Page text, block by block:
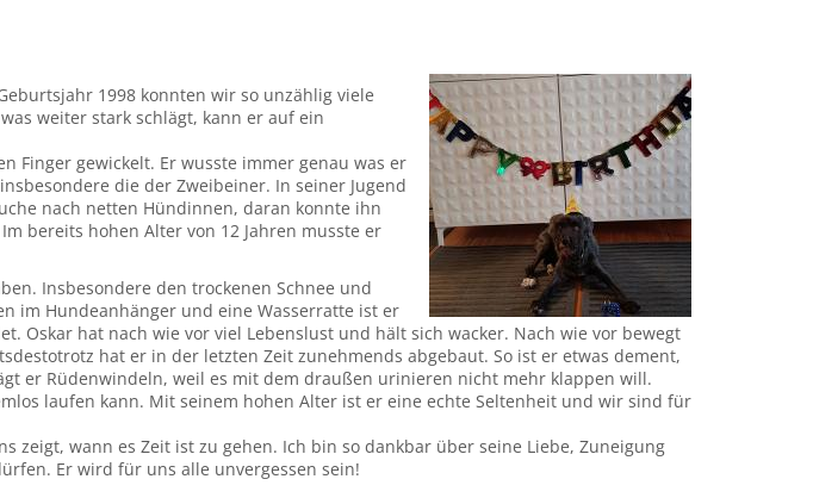
1998 konnten wir so unzählig viele
weiter stark schlägt, kann er auf ein
Finger gewickelt. Er wusste immer genau was er
die der Zweibeiner. In seiner Jugend
nach netten Hündinnen, daran konnte ihn
bereits hohen Alter von 12 Jahren musste er
Insbesondere den trockenen Schnee und
im Hundeanhänger und eine Wasserratte ist er
Oskar hat nach wie vor viel Lebenslust und hält sich wacker. Nach wie vor bewegt
hat er in der letzten Zeit zunehmends abgebaut. So ist er etwas dement,
er Rüdenwindeln, weil es mit dem draußen urinieren nicht mehr klappen will.
laufen kann. Mit seinem hohen Alter ist er eine echte Seltenheit und wir sind für
wann es Zeit ist zu gehen. Ich bin so dankbar über seine Liebe, Zuneigung
Er wird für uns alle unvergessen sein!